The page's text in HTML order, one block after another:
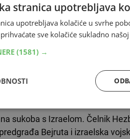
na kojem se obično nalaze
sukoba s Izraelom. Čelnik
Bejruta i izraelska
stranica upotrebljava
upotrebljava kolačiće u svrhe
sve kolačiće sukladno
(1581) →